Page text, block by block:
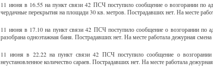
11 июня в 16.55 на пункт связи 42 ПСЧ поступило сообщение о возгорании по
чердачные перекрытия на площади 30 кв. метров. Пострадавших нет. На месте
11 июня в 17.10 на пункт связи 42 ПСЧ поступило сообщение о возгорании по
разобрана одноэтажная баня. Пострадавших нет. На месте работала дежурная
11 июня в 22.22 на пункт связи 42 ПСЧ поступило сообщение о
неустановленное количество сараев. Пострадавших нет. На месте работала